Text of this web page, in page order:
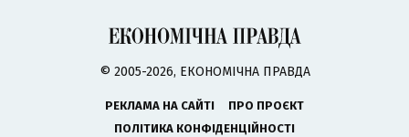
© 2005-2026, ЕКОНОМІЧНА ПРАВДА
РЕКЛАМА НА САЙТІ
ПРО ПРОЄКТ
ПОЛІТИКА КОНФІДЕНЦІЙНОСТІ